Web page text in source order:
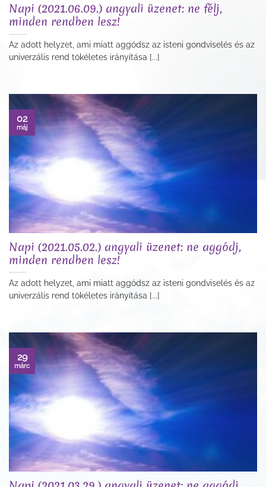
Napi (2021.06.09.) angyali üzenet: ne félj,
minden rendben lesz!
Az adott helyzet, ami miatt aggódsz az isteni gondviselés és az
univerzális rend tökéletes irányítása [...]
Napi (2021.05.02.) angyali üzenet: ne aggódj,
minden rendben lesz!
Az adott helyzet, ami miatt aggódsz az isteni gondviselés és az
univerzális rend tökéletes irányítása [...]
02
máj
29
márc